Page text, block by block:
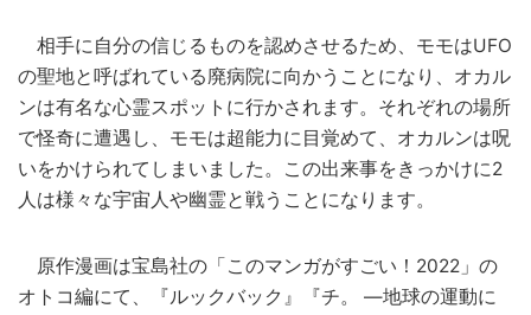
相手に自分の信じるものを認めさせるため、モモはUFO
の聖地と呼ばれている廃病院に向かうことになり、オカル
ンは有名な心霊スポットに行かされます。それぞれの場所
で怪奇に遭遇し、モモは超能力に目覚めて、オカルンは呪
いをかけられてしまいました。この出来事をきっかけに2
人は様々な宇宙人や幽霊と戦うことになります。
原作漫画は宝島社の「このマンガがすごい！2022」の
オトコ編にて、『ルックバック』『チ。 ―地球の運動に